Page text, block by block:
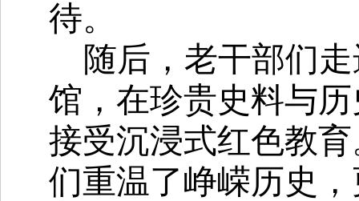
待。
随后，老干部们
馆，在珍贵史料与
接受沉浸式红色教
们重温了峥嵘历史